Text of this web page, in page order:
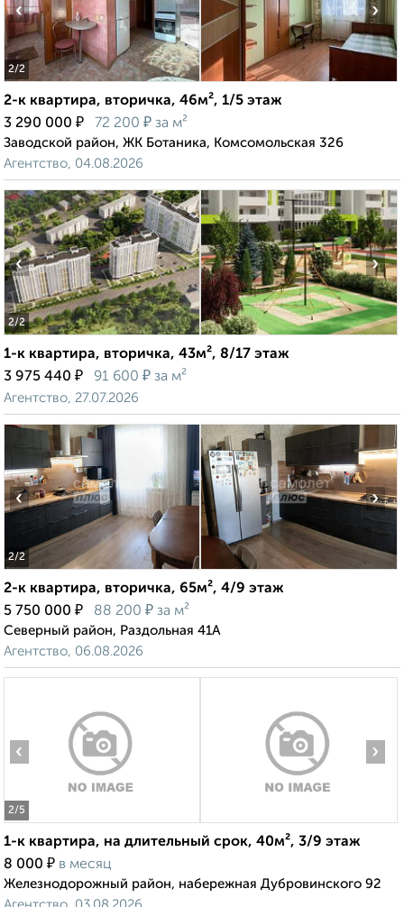
2/2
‹ ›
2-к квартира, вторичка, 46м², 1/5 этаж
3 290 000 ₽ 72 200 ₽ за м²
Заводской район, ЖК Ботаника, Комсомольская 326
Агентство, 04.08.2026
2/2
‹ ›
1-к квартира, вторичка, 43м², 8/17 этаж
3 975 440 ₽ 91 600 ₽ за м²
Агентство, 27.07.2026
2/2
‹ ›
2-к квартира, вторичка, 65м², 4/9 этаж
5 750 000 ₽ 88 200 ₽ за м²
Северный район, Раздольная 41А
Агентство, 06.08.2026
2/5
‹ ›
1-к квартира, на длительный срок, 40м², 3/9 этаж
8 000 ₽ в месяц
Железнодорожный район, набережная Дубровинского 92